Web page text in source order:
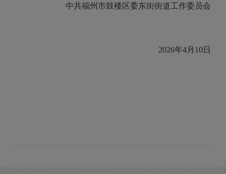
中共福州市鼓楼区委东街街道工作委员会
2026年4月10日